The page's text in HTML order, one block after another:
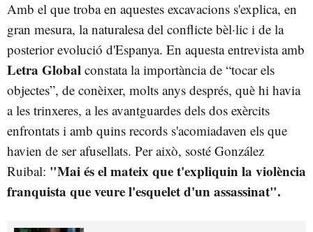
Amb el que troba en aquestes excavacions s'explica, en
gran mesura, la naturalesa del conflicte bèl·lic i de la
posterior evolució d'Espanya. En aquesta entrevista amb
Letra Global constata la importància de “tocar els
objectes”, de conèixer, molts anys després, què hi havia
a les trinxeres, a les avantguardes dels dos exèrcits
enfrontats i amb quins records s'acomiadaven els que
havien de ser afusellats. Per això, sosté González
Ruibal: "Mai és el mateix que t'expliquin la violència
franquista que veure l'esquelet d'un assassinat".